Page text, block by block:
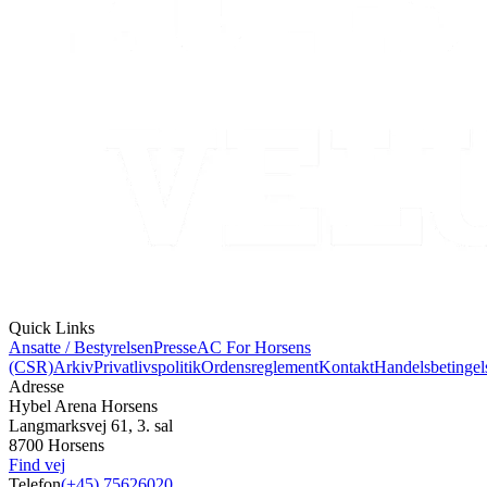
Quick Links
Ansatte / BestyrelsenPresseAC For Horsens
(CSR)ArkivPrivatlivspolitikOrdensreglementKontakt
Adresse
Hybel Arena Horsens
Langmarksvej 61, 3. sal
8700 Horsens
Find vej